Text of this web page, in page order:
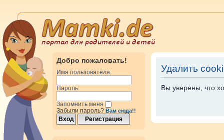
Добро пожаловать!
Имя пользователя:
Пароль:
Запомнить меня
Забыли пароль? Вам сюда!!
Удалить
Вы уверены, что